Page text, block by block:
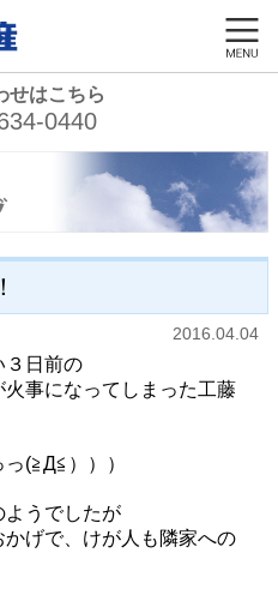
せはこちら
0440
2016.04.04
日前の
事になってしまった工藤
(≧Д≦）））
ようでしたが
げで、けが人も隣家への